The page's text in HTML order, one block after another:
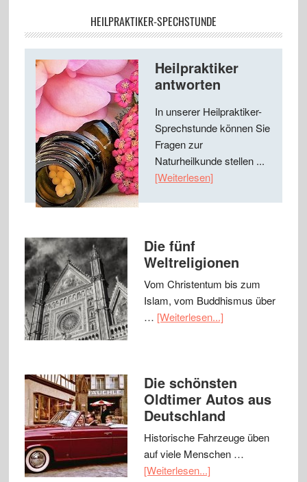
HEILPRAKTIKER-SPECHSTUNDE
Heilpraktiker
antworten
In unserer Heilpraktiker-
Sprechstunde können Sie
Fragen zur
Naturheilkunde stellen ...
[Weiterlesen]
Die fünf
Weltreligionen
Vom Christentum bis zum
Islam, vom Buddhismus über
… [Weiterlesen...]
Die schönsten
Oldtimer Autos aus
Deutschland
Historische Fahrzeuge üben
auf viele Menschen …
[Weiterlesen...]